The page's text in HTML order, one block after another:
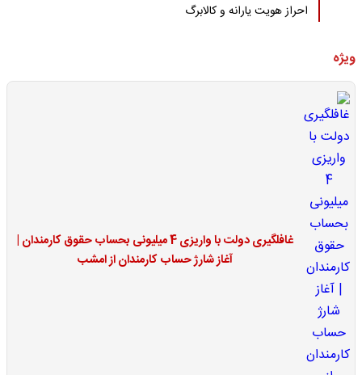
احراز هویت یارانه و کالابرگ
ویژه
غافلگیری دولت با واریزی 4 میلیونی بحساب حقوق کارمندان |
آغاز شارژ حساب کارمندان از امشب